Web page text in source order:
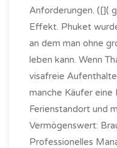
Anforderungen. ([](
Effekt. Phuket
an dem man ohne
leben kann. Wenn
visafreie
manche Käufer eine
Ferienstandort und
Vermögenswert:
Professionelles